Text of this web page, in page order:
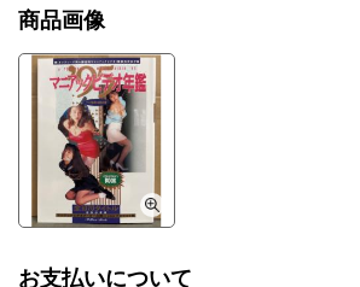
商品画像
お支払いについて